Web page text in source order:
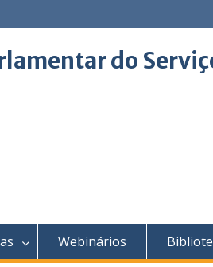
do
Webinários